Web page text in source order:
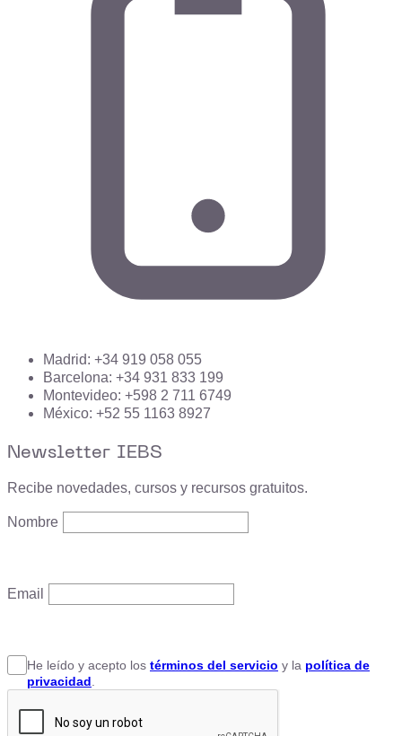
Madrid: +34 919 058 055
Barcelona: +34 931 833 199
Montevideo: +598 2 711 6749
México: +52 55 1163 8927
Newsletter IEBS
Recibe novedades, cursos y recursos gratuitos.
Nombre
Email
He leído y acepto los términos del servicio y la política de
privacidad